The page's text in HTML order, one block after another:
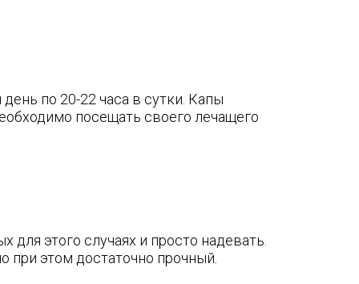
по 20-22 часа в сутки. Капы
посещать своего лечащего
для этого случаях и просто надевать.
при этом достаточно прочный.